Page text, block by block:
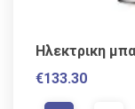
Ηλεκτρικη
€133.30